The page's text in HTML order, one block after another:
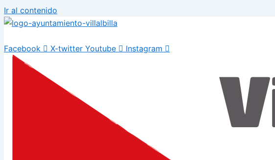
Ir al contenido
Facebook X-twitter Youtube Instagram